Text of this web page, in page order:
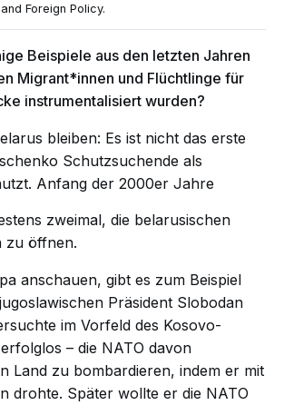
and Foreign Policy.
Beispiele aus den letzten Jahren
Migrant*innen und Flüchtlinge für
instrumentalisiert wurden?
bleiben: Es ist nicht das erste
Schutzsuchende als
Anfang der 2000er Jahre
zweimal, die belarusischen
zu öffnen.
anschauen, gibt es zum Beispiel
Präsident Slobodan
im Vorfeld des Kosovo-
– die NATO davon
Land zu bombardieren, indem er mit
drohte. Später wollte er die NATO